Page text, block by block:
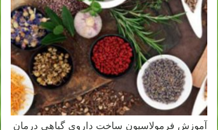
آموزش فرمولاسیون ساخت داروی گیاهی درمان